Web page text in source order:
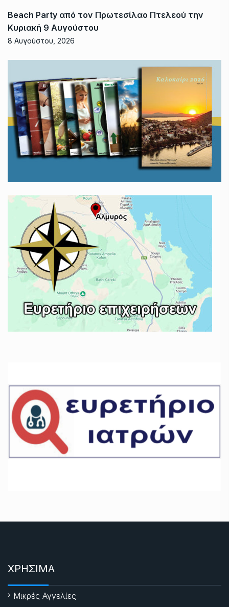
Beach Party από τον Πρωτεσίλαο Πτελεού την
Κυριακή 9 Αυγούστου
8 Αυγούστου, 2026
ΧΡΗΣΙΜΑ
Μικρές Αγγελίες